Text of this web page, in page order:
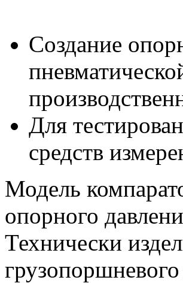
Создание
Для
средств
Модель
опорного
Технически